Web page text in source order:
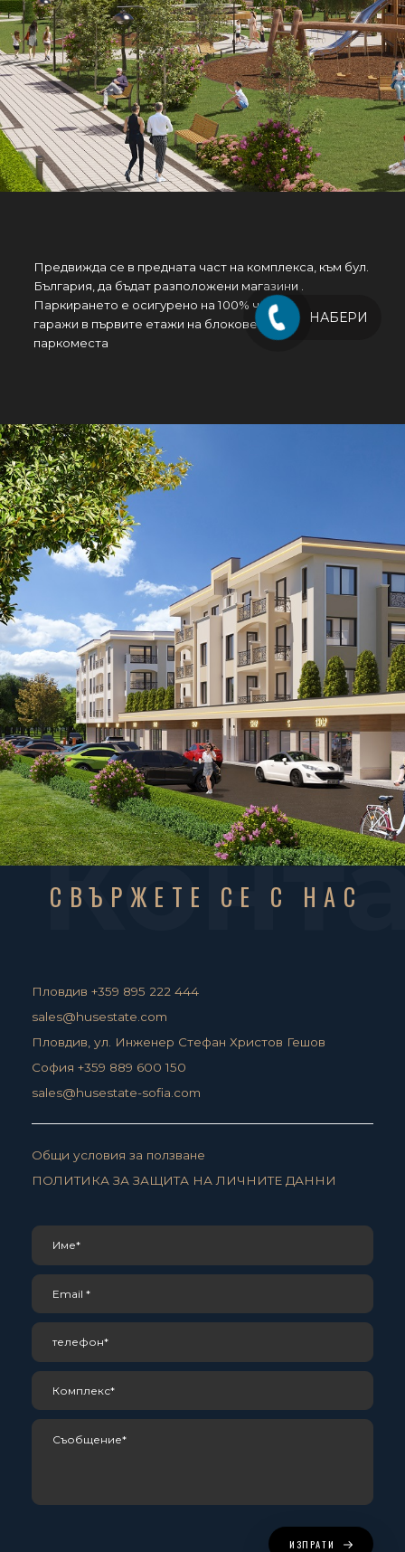
Предвижда се в предната част на комплекса, към бул.
България, да бъдат разположени магазини .
Паркирането е осигурено на 100% чрез надземни
гаражи в първите етажи на блоковете и надземни
паркоместа
СВЪРЖЕТЕ СЕ С НАС
Пловдив +359 895 222 444
sales@husestate.com
Пловдив, ул. Инженер Стефан Христов Гешов
София +359 889 600 150
sales@husestate-sofia.com
Общи условия за ползване
ПОЛИТИКА ЗА ЗАЩИТА НА ЛИЧНИТЕ ДАННИ
ИЗПРАТИ
НАБЕРИ